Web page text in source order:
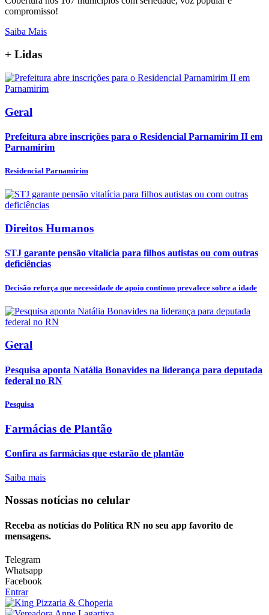
compromisso!
Saiba Mais
+ Lidas
Geral
Prefeitura abre inscrições para o Residencial Parnamirim II em
Parnamirim
Residencial Parnamirim
Direitos Humanos
STJ garante pensão vitalícia para filhos autistas ou com outras
deficiências
Decisão reforça que necessidade de apoio contínuo prevalece sobre a idade
Geral
Pesquisa aponta Natália Bonavides na liderança para deputada
federal no RN
Pesquisa
Farmácias de Plantão
Confira as farmácias que estarão de plantão
Saiba mais
Nossas notícias no celular
Receba as notícias do Política RN no seu app favorito de
mensagens.
Telegram
Whatsapp
Facebook
Entrar